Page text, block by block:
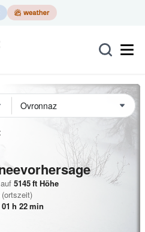
5145ft Höhe
(ortszeit)
01 h 22min